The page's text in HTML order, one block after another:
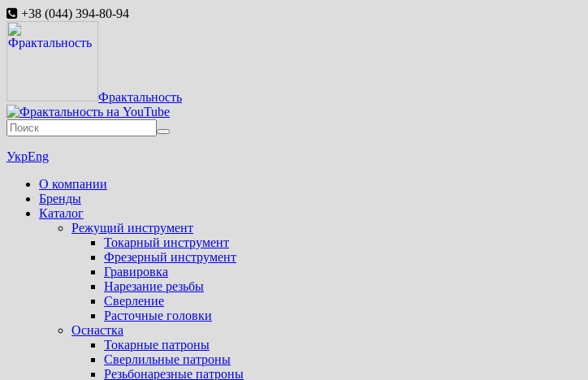
+38 (044) 394-80-94
Фрактальность
УкрEng
О компании
Бренды
Каталог
Режущий инструмент
Токарный инструмент
Фрезерный инструмент
Гравировка
Нарезание резьбы
Сверление
Расточные головки
Оснастка
Токарные патроны
Сверлильные патроны
Резьбонарезные патроны